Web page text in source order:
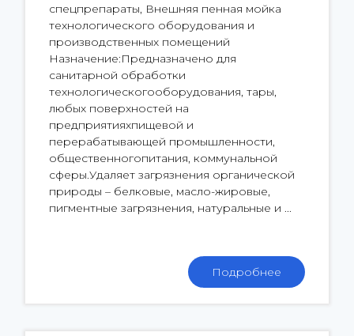
спецпрепараты, Внешняя пенная мойка
технологического оборудования и
производственных помещений
Назначение:Предназначено для
санитарной обработки
технологическогооборудования, тары,
любых поверхностей на
предприятияхпищевой и
перерабатывающей промышленности,
общественногопитания, коммунальной
сферы.Удаляет загрязнения органической
природы – белковые, масло-жировые,
пигментные загрязнения, натуральные и ...
Подробнее